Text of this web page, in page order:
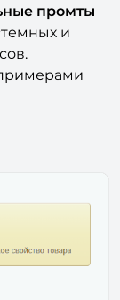
промты
и